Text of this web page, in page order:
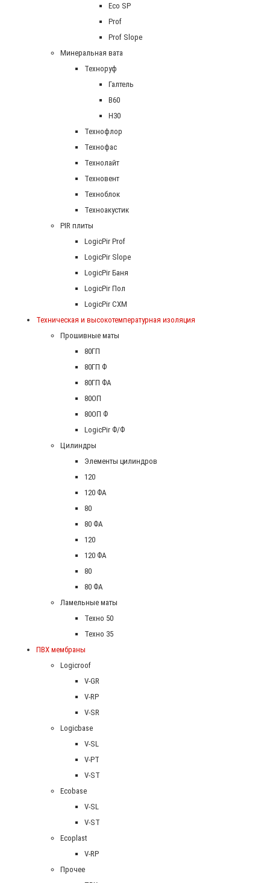
Eco SP
Prof
Prof Slope
Минеральная вата
Техноруф
Галтель
В60
Н30
Технофлор
Технофас
Технолайт
Техновент
Техноблок
Техноакустик
PIR плиты
LogicPir Prof
LogicPir Slope
LogicPir Баня
LogicPir Пол
LogicPir СХМ
Техническая и высокотемпературная изоляция
Прошивные маты
80ГП
80ГП Ф
80ГП ФА
80ОП
80ОП Ф
LogicPir Ф/Ф
Цилиндры
Элементы цилиндров
120
120 ФА
80
80 ФА
120
120 ФА
80
80 ФА
Ламельные маты
Техно 50
Техно 35
ПВХ мембраны
Logicroof
V-GR
V-RP
V-SR
Logicbase
V-SL
V-PT
V-ST
Ecobase
V-SL
V-ST
Ecoplast
V-RP
Прочее